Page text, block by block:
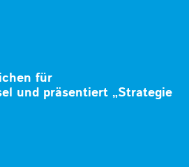
für
und präsentiert „Strategie